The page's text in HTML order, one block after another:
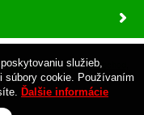
tvorba eshopu cez UNIobchod
služieb,
súbory cookie. Používaním
Ďalšie informácie